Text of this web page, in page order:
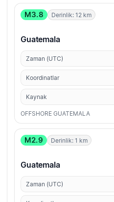
M3.8 Derinlik: 12 km
Guatemala
Zaman (UTC)
Koordinatlar
Kaynak
OFFSHORE GUATEMALA
M2.9 Derinlik: 1 km
Guatemala
Zaman (UTC)